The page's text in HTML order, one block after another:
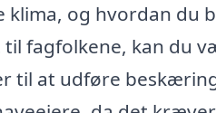
klima, og hvordan du
fagfolkene, kan du
til at udføre